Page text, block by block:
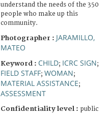
understand the needs of the 350
people who make up this
community.
Photographer : JARAMILLO,
MATEO
Keyword : CHILD; ICRC SIGN;
FIELD STAFF; WOMAN;
MATERIAL ASSISTANCE;
ASSESSMENT
Confidentiality level : public